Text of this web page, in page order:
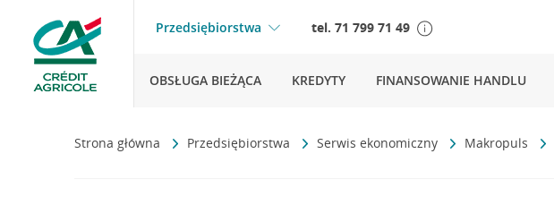
Przedsiębiorstwa tel. 71 799 71 49
OBSŁUGA BIEŻĄCA KREDYTY FINANSOWANIE HANDLU
Strona główna Przedsiębiorstwa Serwis ekonomiczny Makropuls